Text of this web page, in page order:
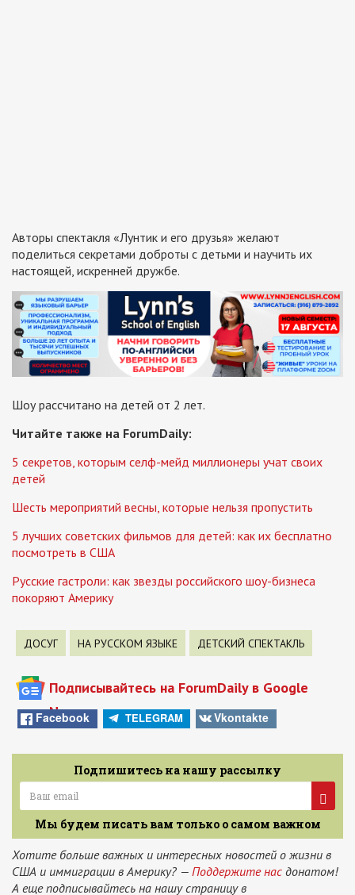
Авторы спектакля «Лунтик и его друзья» желают
поделиться секретами доброты с детьми и научить их
настоящей, искренней дружбе.
Шоу рассчитано на детей от 2 лет.
Читайте также на ForumDaily:
5 секретов, которым селф-мейд миллионеры учат своих
детей
Шесть мероприятий весны, которые нельзя пропустить
5 лучших советских фильмов для детей: как их бесплатно
посмотреть в США
Русские гастроли: как звезды российского шоу-бизнеса
покоряют Америку
ДОСУГ НА РУССКОМ ЯЗЫКЕ ДЕТСКИЙ СПЕКТАКЛЬ
Подписывайтесь на ForumDaily в Google
News
Facebook TELEGRAM Vkontakte
Подпишитесь на нашу рассылку
Мы будем писать вам только о самом важном
Хотите больше важных и интересных новостей о жизни в
США и иммиграции в Америку? — Поддержите нас донатом!
А еще подписывайтесь на нашу страницу в